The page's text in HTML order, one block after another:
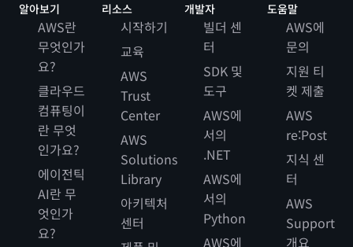
알아보기
AWS란
무엇인가
요?
클라우드
컴퓨팅이
란 무엇
인가요?
에이전틱
AI란 무
엇인가
요?
리소스
시작하기
교육
AWS
Trust
Center
AWS
Solutions
Library
아키텍처
센터
개발자
빌더 센
터
SDK 및
도구
AWS에
서의
.NET
AWS에
서의
Python
AWS에
도움말
AWS에
문의
지원 티
켓 제출
AWS
re:Post
지식 센
터
AWS
Support
개요